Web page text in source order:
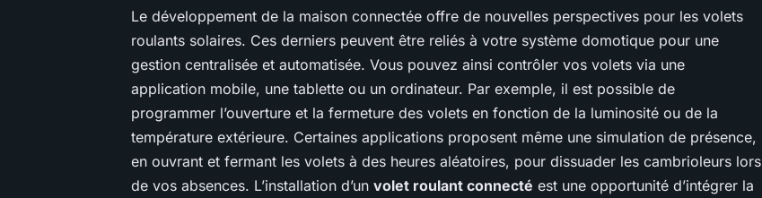
Le développement de la maison connectée offre de nouvelles perspectives pour les volets
roulants solaires. Ces derniers peuvent être reliés à votre système domotique pour une
gestion centralisée et automatisée. Vous pouvez ainsi contrôler vos volets via une
application mobile, une tablette ou un ordinateur. Par exemple, il est possible de
programmer l’ouverture et la fermeture des volets en fonction de la luminosité ou de la
température extérieure. Certaines applications proposent même une simulation de présence,
en ouvrant et fermant les volets à des heures aléatoires, pour dissuader les cambrioleurs lors
de vos absences. L’installation d’un volet roulant connecté est une opportunité d’intégrer la